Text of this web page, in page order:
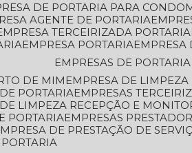
DE PORTARIA PARA
AGENTE DE PORTARIA
EMPRESA TERCEIRIZADA PORTARIA
EMPRESA PORTARIA
EMPRESAS DE
DE MIM
EMPRESA DE
PORTARIA
EMPRESAS
DE LIMPEZA RECEPÇÃO E
PORTARIA
EMPRESAS
EMPRESA DE PRESTAÇÃO DE